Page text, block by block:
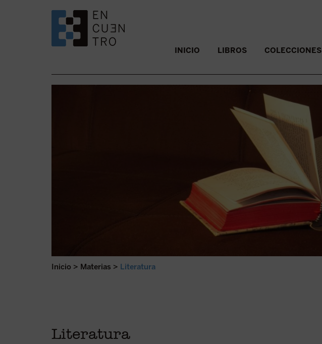
SALTAR AL CONTENIDO. INICIO LIBROS COLECCIONES
Inicio > Materias > Literatura
Literatura